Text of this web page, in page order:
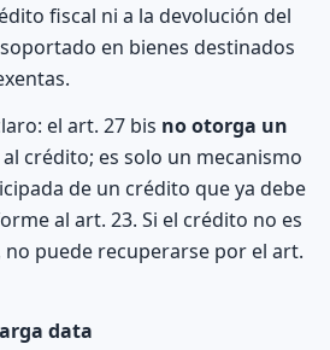
fiscal ni a la devolución del
en bienes destinados
el art. 27 bis no otorga un
al crédito; es solo un mecanismo
de un crédito que ya debe
al art. 23. Si el crédito no es
no puede recuperarse por el art.
data